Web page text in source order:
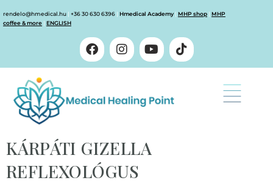
rendelo@hmedical.hu | +36 30 630 6396 | Hmedical Academy | MHP shop | MHP
coffee & more | ENGLISH
KÁRPÁTI GIZELLA
REFLEXOLÓGUS